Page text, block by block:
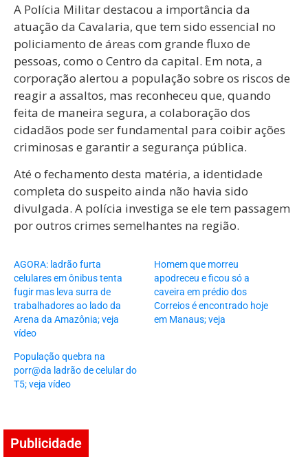
A Polícia Militar destacou a importância da
atuação da Cavalaria, que tem sido essencial no
policiamento de áreas com grande fluxo de
pessoas, como o Centro da capital. Em nota, a
corporação alertou a população sobre os riscos de
reagir a assaltos, mas reconheceu que, quando
feita de maneira segura, a colaboração dos
cidadãos pode ser fundamental para coibir ações
criminosas e garantir a segurança pública.
Até o fechamento desta matéria, a identidade
completa do suspeito ainda não havia sido
divulgada. A polícia investiga se ele tem passagem
por outros crimes semelhantes na região.
AGORA: ladrão furta
celulares em ônibus tenta
fugir mas leva surra de
trabalhadores ao lado da
Arena da Amazônia; veja
vídeo
Homem que morreu
apodreceu e ficou só a
caveira em prédio dos
Correios é encontrado hoje
em Manaus; veja
População quebra na
porr@da ladrão de celular do
T5; veja vídeo
Publicidade